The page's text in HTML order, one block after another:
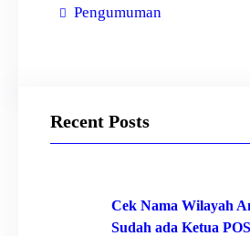
Pengumuman
Recent Posts
Cek Nama Wilayah
Sudah ada Ketua